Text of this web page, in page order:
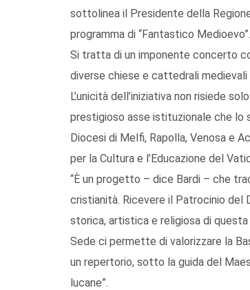
sottolinea il Presidente della
programma di “Fantastico Medioevo”.
Si tratta di un imponente concerto
diverse chiese e cattedrali
L’unicità dell’iniziativa non risiede
prestigioso asse istituzionale che lo
Diocesi di Melfi, Rapolla, Venosa e
per la Cultura e l’Educazione del
“È un progetto – dice Bardi – che
cristianità. Ricevere il Patrocinio
storica, artistica e religiosa di questa
Sede ci permette di valorizzare la
un repertorio, sotto la guida del
lucane”.